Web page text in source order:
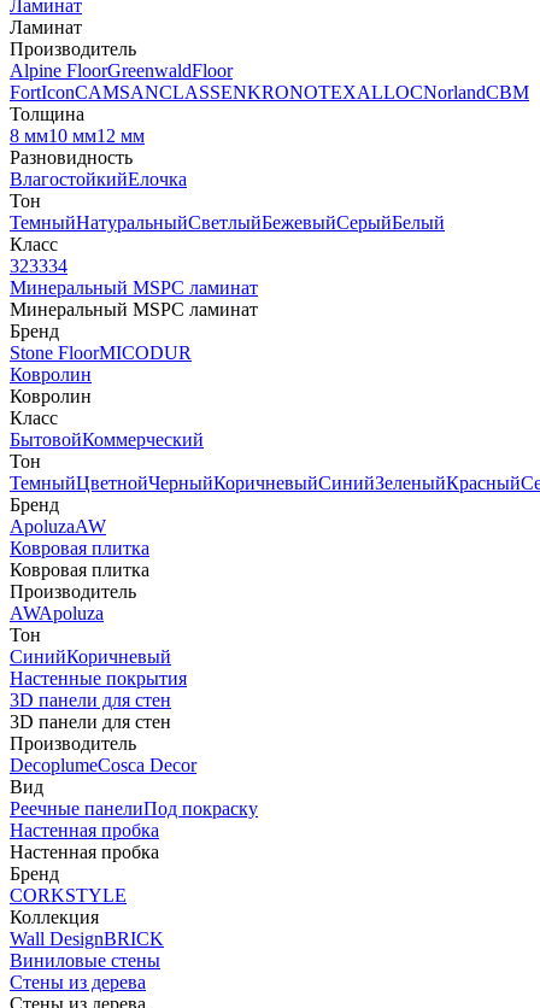
Ламинат
Ламинат
Производитель
Alpine FloorGreenwaldFloor
FortIconCAMSANCLASSENKRONOTEXALLOCNorlandCBM
Толщина
8 мм10 мм12 мм
Разновидность
ВлагостойкийЕлочка
Тон
ТемныйНатуральныйСветлыйБежевыйСерыйБелый
Класс
323334
Минеральный MSPC ламинат
Минеральный MSPC ламинат
Бренд
Stone FloorMICODUR
Ковролин
Ковролин
Класс
БытовойКоммерческий
Тон
ТемныйЦветнойЧерныйКоричневыйСинийЗеленыйКрасный
Бренд
ApoluzaAW
Ковровая плитка
Ковровая плитка
Производитель
AWApoluza
Тон
СинийКоричневый
Настенные покрытия
3D панели для стен
3D панели для стен
Производитель
DecoplumeCosca Decor
Вид
Реечные панелиПод покраску
Настенная пробка
Настенная пробка
Бренд
CORKSTYLE
Коллекция
Wall DesignBRICK
Виниловые стены
Стены из дерева
Стены из дерева